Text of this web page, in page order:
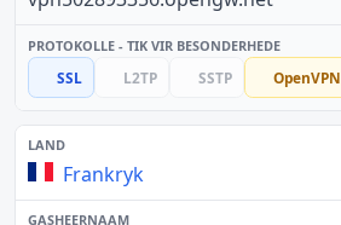
SSL L2TP SSTP OpenVPN
Frankryk